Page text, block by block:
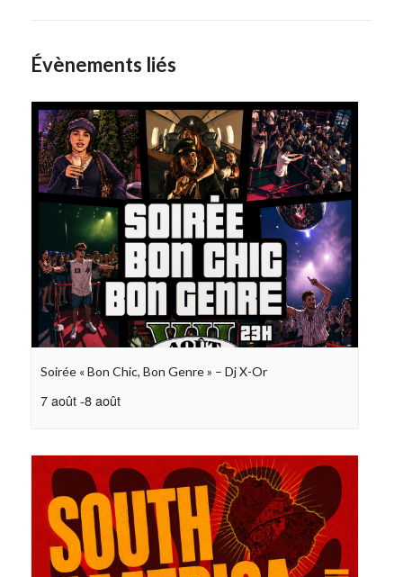
Évènements liés
Soirée « Bon Chic, Bon Genre » – Dj X-Or
7 août -8 août